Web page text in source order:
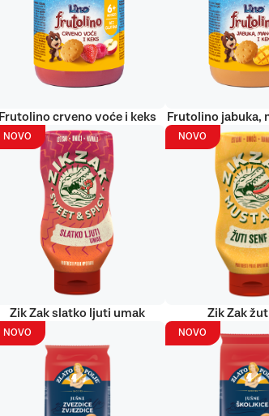
Frutolino crveno voće i keks Frutolino jabuka,
NOVO
Zik Zak slatko ljuti umak
NOVO
Zik Zak
NOVO NOVO